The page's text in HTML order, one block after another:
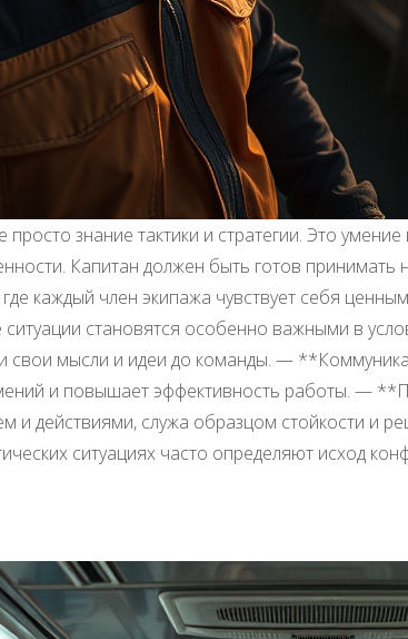
знание тактики и стратегии. Это
Капитан должен быть готов
каждый член экипажа чувствует себя
становятся особенно важными в
свои мысли и идеи до команды. —
и повышает эффективность работы. —
и действиями, служа образцом стойкости
ситуациях часто определяют исход